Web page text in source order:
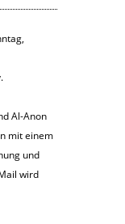
Al-Anon
mit einem
und
wird